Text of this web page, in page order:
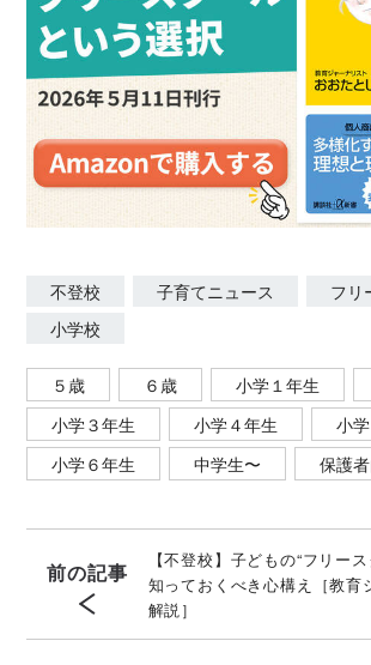
不登校 子育てニュース
フリ
小学校
５歳 ６歳 小学１年生
小学３年生
小学４年生
小
小学６年生
中学生〜 保護
前の記事
【不登校】子どもの“フリー
知っておくべき心構え［教育
解説］